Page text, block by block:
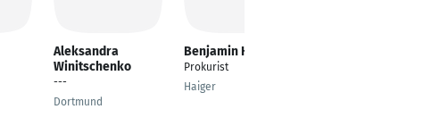
Aleksandra
Winitschenko
---
Dortmund
Benjamin Haffer
Prokurist
Haiger